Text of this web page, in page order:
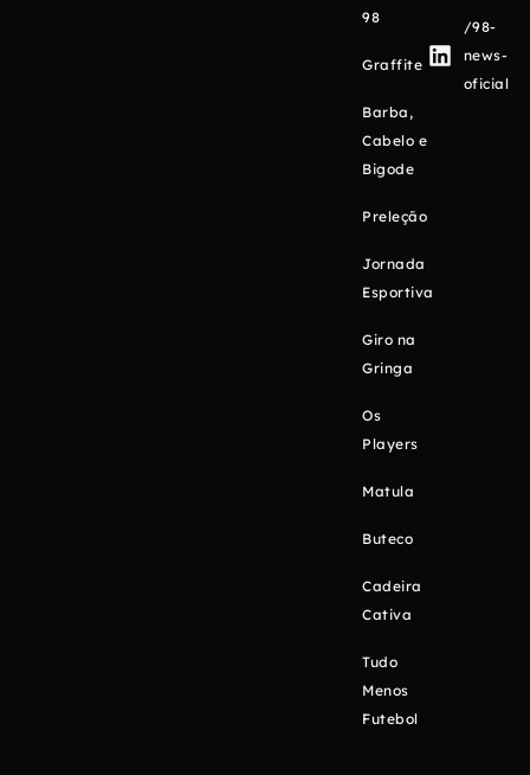
98
Graffite
Barba,
Cabelo e
Bigode
Preleção
Jornada
Esportiva
Giro na
Gringa
Os
Players
Matula
Buteco
Cadeira
Cativa
Tudo
Menos
Futebol
/98-
news-
oficial